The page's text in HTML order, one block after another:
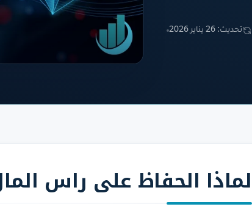
تحديث: 26 يناير 2026
لماذا الحفاظ على راس